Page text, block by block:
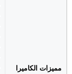
مميزات الكاميرا